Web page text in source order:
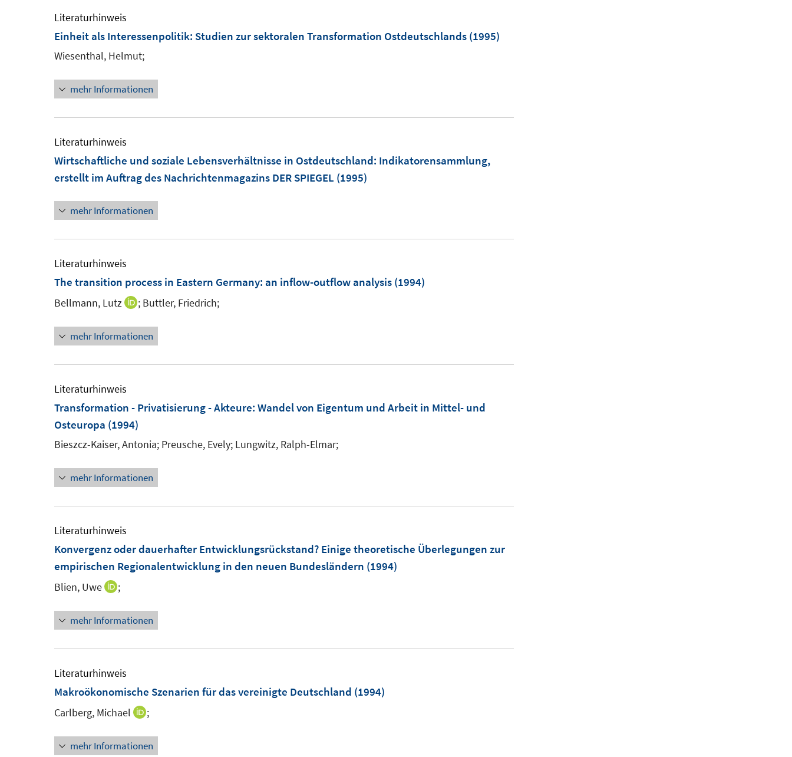
Literaturhinweis
Einheit als Interessenpolitik: Studien zur sektoralen Transformation Ostdeutschlands (1995)
Wiesenthal, Helmut;
mehr Informationen
Literaturhinweis
Wirtschaftliche und soziale Lebensverhältnisse in Ostdeutschland: Indikatorensammlung,
erstellt im Auftrag des Nachrichtenmagazins DER SPIEGEL (1995)
mehr Informationen
Literaturhinweis
The transition process in Eastern Germany: an inflow-outflow analysis (1994)
Bellmann, Lutz
I
n
u
m
n
s
t
f
f
n
; Buttler, Friedrich;
mehr Informationen
Literaturhinweis
Transformation - Privatisierung - Akteure: Wandel von Eigentum und Arbeit in Mittel- und
Osteuropa (1994)
Bieszcz-Kaiser, Antonia; Preusche, Evely; Lungwitz, Ralph-Elmar;
mehr Informationen
Literaturhinweis
Konvergenz oder dauerhafter Entwicklungsrückstand? Einige theoretische Überlegungen zur
empirischen Regionalentwicklung in den neuen Bundesländern (1994)
Blien, Uwe
I
n
u
e
m
e
n
s
;
mehr Informationen
Literaturhinweis
Makroökonomische Szenarien für das vereinigte Deutschland (1994)
Carlberg, Michael
I
n
;
mehr Informationen